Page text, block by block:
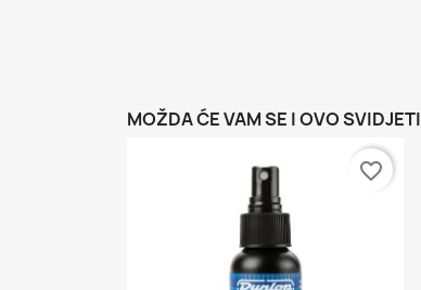
MOŽDA ĆE VAM SE I OVO SVIDJETI
favorite_border